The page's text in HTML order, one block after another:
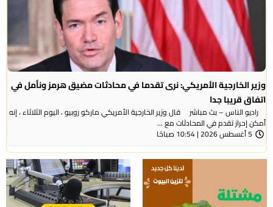
وزير الخارجية الأمريكي: نرى تقدما في محادثات مضيق هرمز ونأمل في
اتفاق قريبا جدا
راديو الناس – بث مباشر قال وزير الخارجية الأمريكي ماركو روبيو ، اليوم الثلاثاء ، إنه
أمكن إحراز تقدم في المحادثات مع ...
5 أغسطس 2026 | 10:54 صباحًا